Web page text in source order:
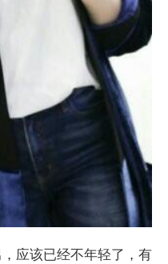
应该已经不年轻了，有